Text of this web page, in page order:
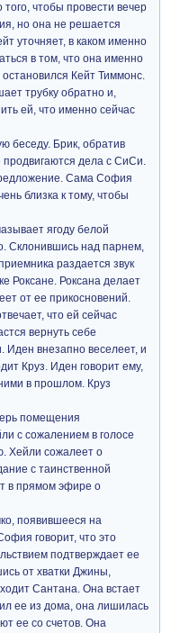
чтобы провести вечер
но она не решается
уточняет, в каком именно
в том, что она именно
Кейт Тиммонс.
трубку обратно и,
ей, что именно сейчас
беседу. Брик, обратив
продвигаются дела с СиСи.
Сама София
близка к тому, чтобы
ягоду белой
Склонившись над парнем,
раздается звук
Роксане. Роксана делает
от ее прикосновений.
что ей сейчас
вернуть себе
Иден внезапно веселеет, и
Круз. Иден говорит ему,
в прошлом. Круз
помещения
с сожалением в голосе
Хейли сожалеет о
с таинственной
в прямом эфире о
появившееся на
говорит, что это
подтверждает ее
от хватки Джины,
Сантана. Она встает
ее из дома, она лишилась
ее со счетов. Она